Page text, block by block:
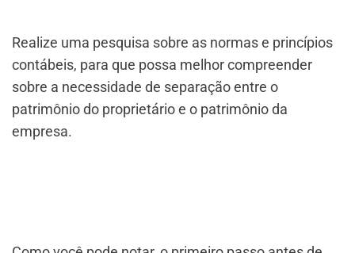
Realize uma pesquisa sobre as normas e princípios
contábeis, para que possa melhor compreender
sobre a necessidade de separação entre o
patrimônio do proprietário e o patrimônio da
empresa.